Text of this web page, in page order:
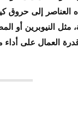
إلى حروق
النيوبرين أو
العمال على أداء